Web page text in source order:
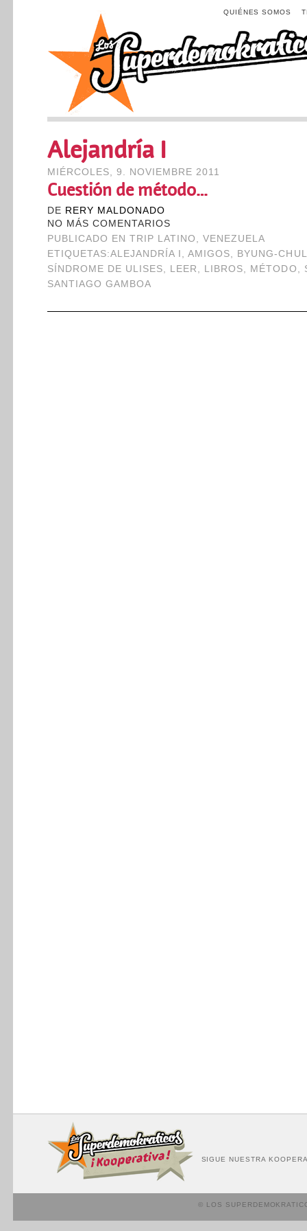
QUIÉNES SOMOS
Alejandría I
MIÉRCOLES, 9. NOVIEMBRE 2011
Cuestión de método…
DE RERY MALDONADO
NO MÁS COMENTARIOS
PUBLICADO EN TRIP LATINO ,VENEZUELA
ETIQUETAS:ALEJANDRÍA I ,AMIGOS, BYUNG-
SÍNDROME DE ULISES, LEER , LIBROS, MÉTODO ,
SANTIAGO GAMBOA
SIGUE NUESTRA
© LOS